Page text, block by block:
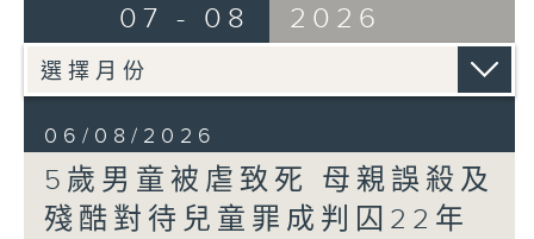
07 - 08 2026
06/08/2026
5歲男童被虐致死 母親誤殺及
殘酷對待兒童罪成判囚22年